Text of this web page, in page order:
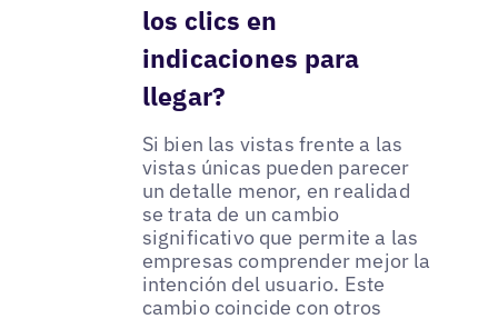
los clics en
indicaciones para
llegar?
Si bien las vistas frente a las
vistas únicas pueden parecer
un detalle menor, en realidad
se trata de un cambio
significativo que permite a las
empresas comprender mejor la
intención del usuario. Este
cambio coincide con otros